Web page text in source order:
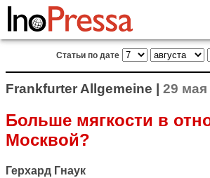
Статьи по дате
Frankfurter Allgemeine | 29 мая
Больше мягкости в
Москвой?
Герхард Гнаук